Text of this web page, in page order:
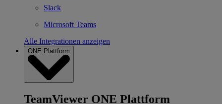
Slack
Microsoft Teams
Alle Integrationen anzeigen
ONE Plattform
TeamViewer ONE Plattform